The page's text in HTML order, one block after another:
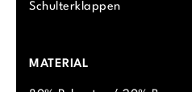
Schulterklappen
MATERIAL